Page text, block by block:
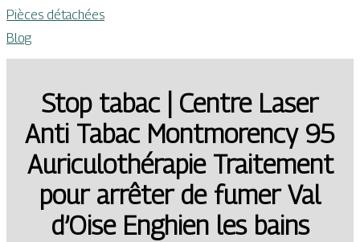
Pièces détachées
Blog
Stop tabac | Centre Laser
Anti Tabac Montmorency 95
Auriculothéra­pie Traitement
pour arrêter de fumer Val
d’Oise Enghien les bains